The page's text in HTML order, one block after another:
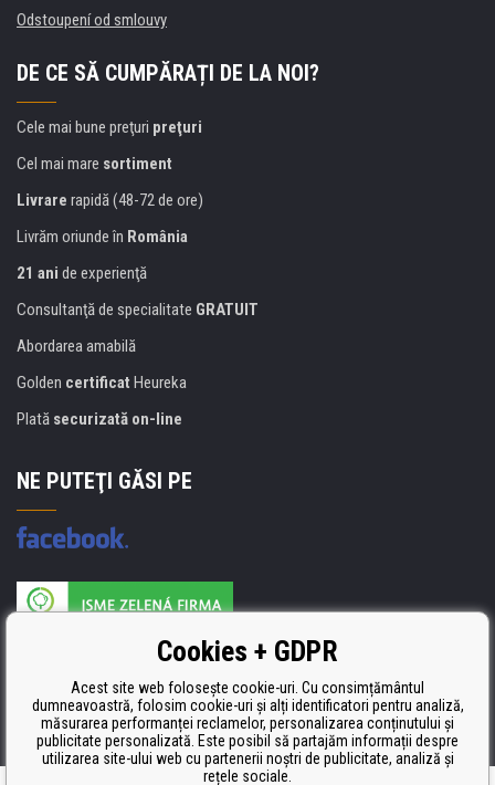
Odstoupení od smlouvy
DE CE SĂ CUMPĂRAȚI DE LA NOI?
Cele mai bune preţuri preţuri
Cel mai mare sortiment
Livrare rapidă (48-72 de ore)
Livrăm oriunde în România
21 ani de experienţă
Consultanţă de specialitate GRATUIT
Abordarea amabilă
Golden certificat Heureka
Plată securizată on-line
NE PUTEŢI GĂSI PE
Producătorul umpluturii de rezervă este certificat
ISO 9001, ISO 14001 şi STMC.Cookies + GDPR
Acest site web folosește cookie-uri. Cu consimțământul
dumneavoastră, folosim cookie-uri și alți identificatori pentru analiză,
măsurarea performanței reclamelor, personalizarea conținutului și
publicitate personalizată. Este posibil să partajăm informații despre
utilizarea site-ului web cu partenerii noștri de publicitate, analiză și
rețele sociale.